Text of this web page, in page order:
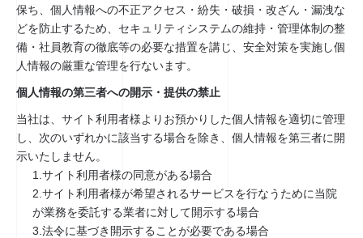
保ち、個人情報への不正アクセス・紛失・破損・改ざん・漏洩な
どを防止するため、セキュリティシステムの維持・管理体制の整
備・社員教育の徹底等の必要な措置を講じ、安全対策を実施し個
人情報の厳重な管理を行ないます。
個人情報の第三者への開示・提供の禁止
当社は、サイト利用者様よりお預かりした個人情報を適切に管理
し、次のいずれかに該当する場合を除き、個人情報を第三者に開
示いたしません。
サイト利用者様の同意がある場合
サイト利用者様が希望されるサービスを行なうために当院
が業務を委託する業者に対して開示する場合
法令に基づき開示することが必要である場合